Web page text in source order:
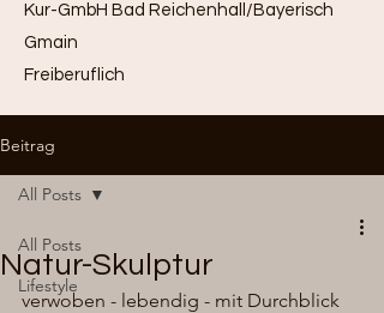
Kur-GmbH Bad Reichenhall/Bayerisch
Gmain
Freiberuflich
Beitrag
All Posts
Lifestyle
All Posts
Natur-Skulptur
verwoben - lebendig - mit Durchblick